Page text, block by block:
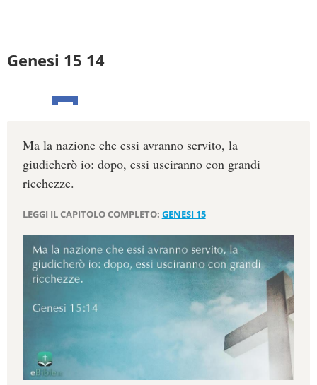
Genesi 15 14
Ma la nazione che essi avranno servito, la
giudicherò io: dopo, essi usciranno con grandi
ricchezze.
LEGGI IL CAPITOLO COMPLETO: GENESI 15